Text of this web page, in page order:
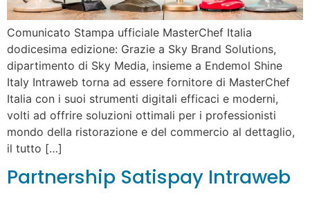
Comunicato Stampa ufficiale MasterChef Italia
dodicesima edizione: Grazie a Sky Brand Solutions,
dipartimento di Sky Media, insieme a Endemol Shine
Italy Intraweb torna ad essere fornitore di MasterChef
Italia con i suoi strumenti digitali efficaci e moderni,
volti ad offrire soluzioni ottimali per i professionisti
mondo della ristorazione e del commercio al dettaglio,
il tutto […]
Partnership Satispay Intraweb